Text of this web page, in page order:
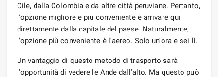
Cile, dalla Colombia e da altre città peruviane. Pertanto,
l'opzione migliore e più conveniente è arrivare qui
direttamente dalla capitale del paese. Naturalmente,
l'opzione più conveniente è l'aereo. Solo un'ora e sei lì.
Un vantaggio di questo metodo di trasporto sarà
l'opportunità di vedere le Ande dall'alto. Ma questo può